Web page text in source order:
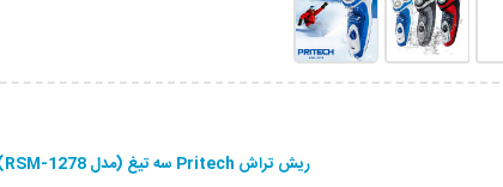
ریش تراش Pritech سه تیغ (مدل RSM-1278)